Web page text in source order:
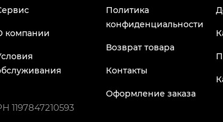
компании
Политика
конфиденциальности
Возврат товара
Контакты
Оформление заказа
1197847210593